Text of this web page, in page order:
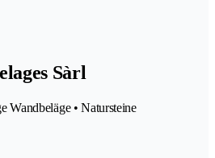
Sàrl
Wandbeläge • Natursteine